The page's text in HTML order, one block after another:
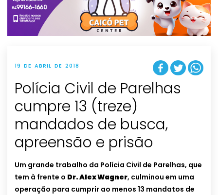
t
i
o
n
19 DE ABRIL DE 2018
Polícia Civil de Parelhas
cumpre 13 (treze)
mandados de busca,
apreensão e prisão
Um grande trabalho da Polícia Civil de Parelhas, que
tem à frente o Dr. Alex Wagner, culminou em uma
operação para cumprir ao menos 13 mandatos de